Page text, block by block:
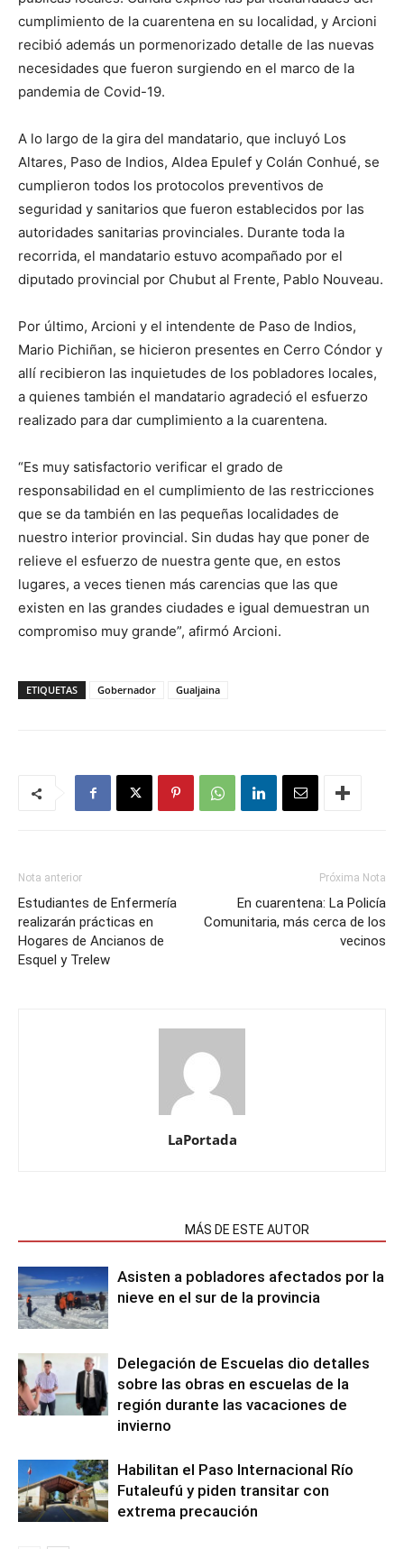
cumplimiento de la cuarentena en su localidad, y Arcioni
recibió además un pormenorizado detalle de las nuevas
necesidades que fueron surgiendo en el marco de la
pandemia de Covid-19.
A lo largo de la gira del mandatario, que incluyó Los
Altares, Paso de Indios, Aldea Epulef y Colán Conhué, se
cumplieron todos los protocolos preventivos de
seguridad y sanitarios que fueron establecidos por las
autoridades sanitarias provinciales. Durante toda la
recorrida, el mandatario estuvo acompañado por el
diputado provincial por Chubut al Frente, Pablo Nouveau.
Por último, Arcioni y el intendente de Paso de Indios,
Mario Pichiñan, se hicieron presentes en Cerro Cóndor y
allí recibieron las inquietudes de los pobladores locales,
a quienes también el mandatario agradeció el esfuerzo
realizado para dar cumplimiento a la cuarentena.
“Es muy satisfactorio verificar el grado de
responsabilidad en el cumplimiento de las restricciones
que se da también en las pequeñas localidades de
nuestro interior provincial. Sin dudas hay que poner de
relieve el esfuerzo de nuestra gente que, en estos
lugares, a veces tienen más carencias que las que
existen en las grandes ciudades e igual demuestran un
compromiso muy grande”, afirmó Arcioni.
ETIQUETAS Gobernador Gualjaina
Nota anterior
Estudiantes de Enfermería
realizarán prácticas en
Hogares de Ancianos de
Esquel y Trelew
Próxima Nota
En cuarentena: La Policía
Comunitaria, más cerca de los
vecinos
LaPortada
MÁS DE ESTE AUTOR
Asisten a pobladores afectados por la
nieve en el sur de la provincia
Delegación de Escuelas dio detalles
sobre las obras en escuelas de la
región durante las vacaciones de
invierno
Habilitan el Paso Internacional Río
Futaleufú y piden transitar con
extrema precaución